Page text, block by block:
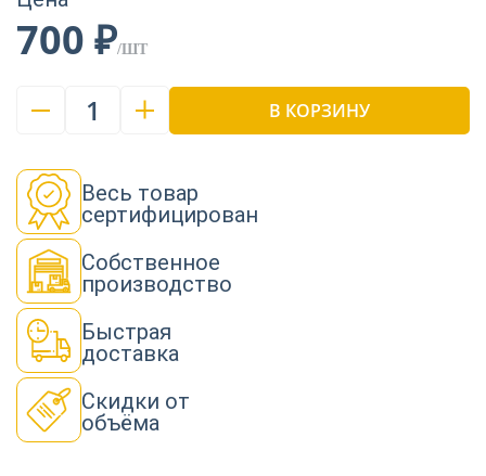
700 ₽/ШТ
1 В КОРЗИНУ
Весь товар
сертифицирован
Собственное
производство
Быстрая
доставка
Скидки от
объёма